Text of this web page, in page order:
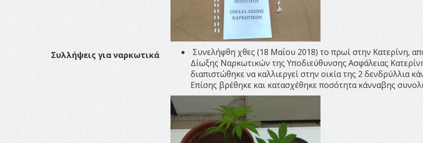
Συλλήψεις για ναρκωτικά
Συνελήφθη χθες (18 Μαΐου 2018) το πρωί στην Κατερίνη,
Δίωξης Ναρκωτικών της Υποδιεύθυνσης Ασφάλειας
διαπιστώθηκε να καλλιεργεί στην οικία της 2 δενδρύλλια
Επίσης βρέθηκε και κατασχέθηκε ποσότητα κάνναβης